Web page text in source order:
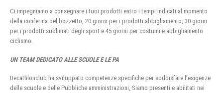
Ci impegniamo a consegnare i tuoi prodotti entro i tempi indicati al momento
della conferma del bozzetto, 20 giorni per i prodotti abbigliamento, 30 giorni
per i prodotti sublimati degli sport e 45 giorni per costumi e abbigliamento
ciclismo.
UN TEAM DEDICATO ALLE SCUOLE E LE PA
Decathlonclub ha sviluppato competenze specifiche per soddisfare l’esigenze
delle scuole e delle Pubbliche amministrazioni, Siamo presenti e abilitati nei